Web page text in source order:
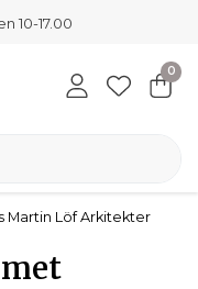
10-17.00
0
Martin Löf Arkitekter